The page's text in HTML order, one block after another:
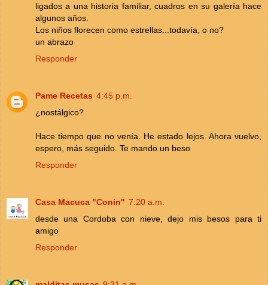
ligados a una historia familiar, cuadros en su galería hace
algunos años.
Los niños florecen como estrellas...todavía, o no?
un abrazo
Responder
Pame Recetas 4:45 p.m.
¿nostálgico?
Hace tiempo que no venía. He estado lejos. Ahora vuelvo,
espero, más seguido. Te mando un beso
Responder
Casa Macuca "Conin" 7:20 a.m.
desde una Cordoba con nieve, dejo mis besos para ti
amigo
Responder